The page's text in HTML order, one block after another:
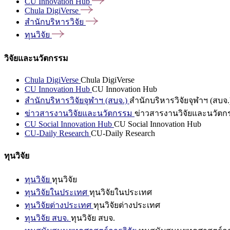
Chula DigiVerse
สำนักบริหารวิจัย
ทุนวิจัย
วิจัยและนวัตกรรม
Chula DigiVerse Chula DigiVerse
CU Innovation Hub CU Innovation Hub
สำนักบริหารวิจัยจุฬาฯ (สบจ.) สำนักบริหารวิจัยจุฬาฯ (สบจ
ข่าวสารงานวิจัยและนวัตกรรม ข่าวสารงานวิจัยและนวัตก
CU Social Innovation Hub CU Social Innovation Hub
CU-Daily Research CU-Daily Research
ทุนวิจัย
ทุนวิจัย ทุนวิจัย
ทุนวิจัยในประเทศ ทุนวิจัยในประเทศ
ทุนวิจัยต่างประเทศ ทุนวิจัยต่างประเทศ
ทุนวิจัย สบจ. ทุนวิจัย สบจ.